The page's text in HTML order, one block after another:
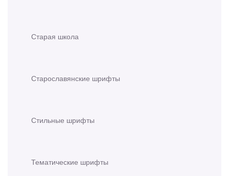
Старая школа
Старославянские шрифты
Стильные шрифты
Тематические шрифты